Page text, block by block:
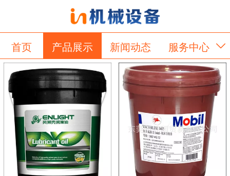
首页 产品展示 新闻动态 服务中心
关于我们 留言板